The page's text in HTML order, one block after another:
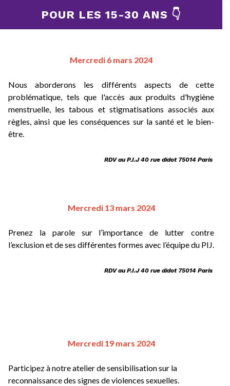
POUR LES 15-30 ANS 👇
Mercredi 6 mars 2024
Nous aborderons les différents aspects de cette
problématique, tels que l'accès aux produits d'hygiène
menstruelle, les tabous et stigmatisations associés aux
règles, ainsi que les conséquences sur la santé et le bien-
être.
RDV au P.I.J 40 rue didot 75014 Paris
Mercredi 13 mars 2024
Prenez la parole sur l’importance de lutter contre
l’exclusion et de ses différentes formes avec l’équipe du PIJ.
RDV au P.I.J 40 rue didot 75014 Paris
Mercredi 19 mars 2024
Participez à notre atelier de sensibilisation sur la
reconnaissance des signes de violences sexuelles.